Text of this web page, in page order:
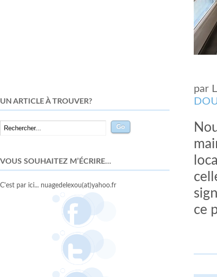
par
ce
UN ARTICLE À TROUVER?
VOUS SOUHAITEZ M’ÉCRIRE…
C'est par ici... nuagedelexou(at)yahoo.fr